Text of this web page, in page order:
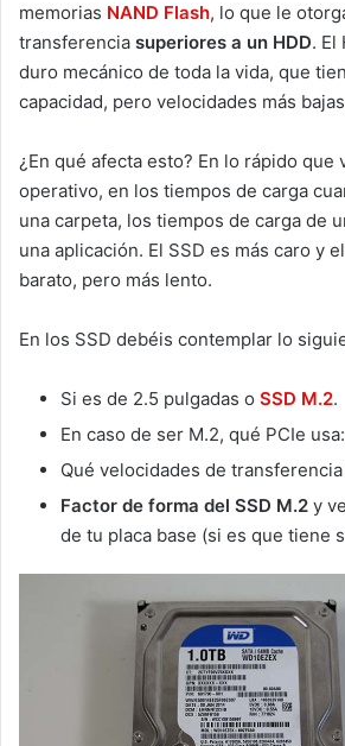
memorias NAND Flash, lo que le
transferencia superiores a un HDD. El
duro mecánico de toda la vida, que
capacidad, pero velocidades más
¿En qué afecta esto? En lo rápido que
operativo, en los tiempos de carga
una carpeta, los tiempos de carga de
una aplicación. El SSD es más caro y
barato, pero más lento.
En los SSD debéis contemplar lo
Si es de 2.5 pulgadas o SSD M.2.
En caso de ser M.2, qué PCIe
Qué velocidades de
Factor de forma del SSD M.2 y
de tu placa base (si es que tiene